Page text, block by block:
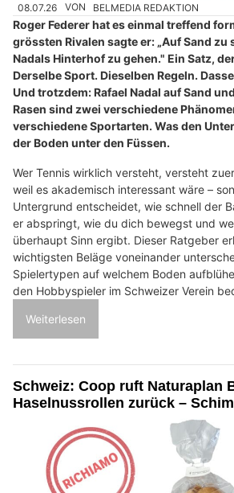
08.07.26 VON BELMEDIA REDAKTION
Roger Federer hat es einmal treffend
grössten Rivalen sagte er: „Auf Sand zu
Nadals Hinterhof zu gehen." Ein Satz,
Derselbe Sport. Dieselben Regeln.
Und trotzdem: Rafael Nadal auf Sand
Rasen sind zwei verschiedene
verschiedene Sportarten. Was den
der Boden unter den Füssen.
Wer Tennis wirklich versteht, versteht
weil es akademisch interessant wäre –
Untergrund entscheidet, wie schnell der
er abspringt, wie du dich bewegst und
überhaupt Sinn ergibt. Dieser Ratgeber
wichtigsten Beläge voneinander
Spielertypen auf welchem Boden
den Hobbyspieler im Schweizer Verein
Weiterlesen
Schweiz: Coop ruft Naturaplan
Haselnussrollen zurück –